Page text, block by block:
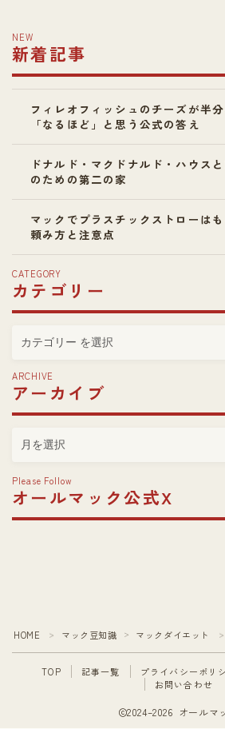
NEW
新着記事
フィレオフィッシュのチーズが半
「なるほど」と思う公式の答え
ドナルド・マクドナルド・ハウス
のための第二の家
マックでプラスチックストローは
頼み方と注意点
CATEGORY
カテゴリー
テ
ゴ
リ
ー
ARCHIVE
アーカイブ
ア
ー
カ
イ
ブ
Please Follow
オールマック公式X
HOME ＞ マック豆知識 ＞ マックダイエット ＞
TOP 記事一覧 プライバシーポリ
お問い合わせ
2024–2026 オールマ